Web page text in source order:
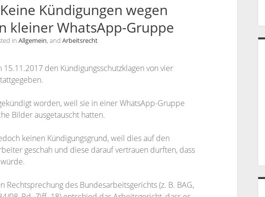
Kündigungen wegen
kleiner WhatsApp-Gruppe
in Allgemein, and Arbeitsrecht
den Kündigungsschutzklagen von vier
worden, weil sie in einer WhatsApp-Gruppe
Bilder ausgetauscht hatten.
keinen Kündigungsgrund, weil dies auf den
geschah und diese darauf vertrauen durften, dass
Rechtsprechung des Bundesarbeitsgerichts (z. B. BAG,